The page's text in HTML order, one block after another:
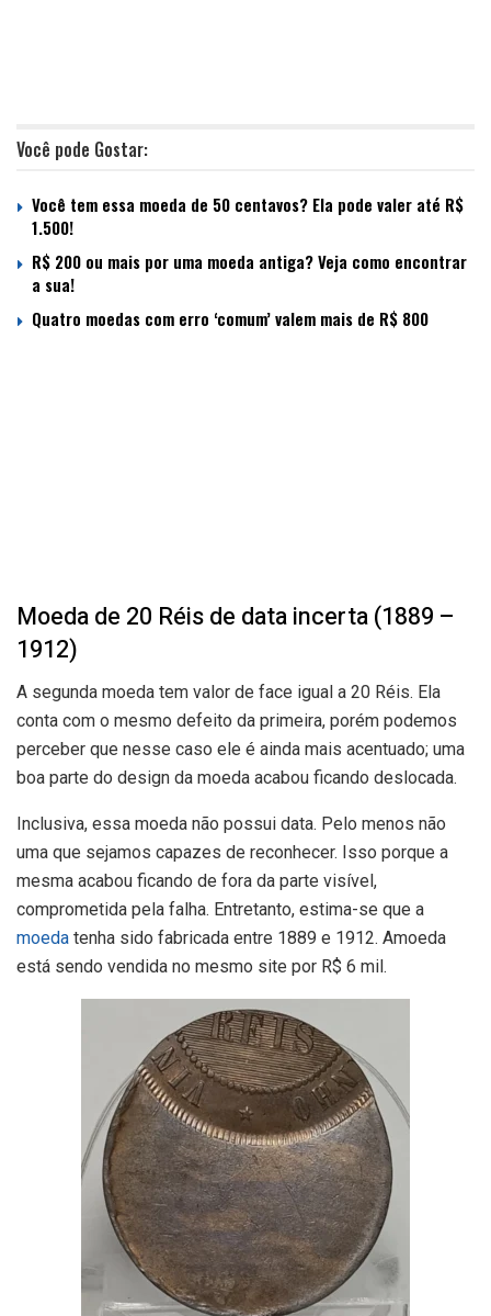
Você pode Gostar:
Você tem essa moeda de 50 centavos? Ela pode valer até R$
1.500!
R$ 200 ou mais por uma moeda antiga? Veja como encontrar
a sua!
Quatro moedas com erro ‘comum’ valem mais de R$ 800
Moeda de 20 Réis de data incerta (1889 –
1912)
A segunda moeda tem valor de face igual a 20 Réis. Ela
conta com o mesmo defeito da primeira, porém podemos
perceber que nesse caso ele é ainda mais acentuado; uma
boa parte do design da moeda acabou ficando deslocada.
Inclusiva, essa moeda não possui data. Pelo menos não
uma que sejamos capazes de reconhecer. Isso porque a
mesma acabou ficando de fora da parte visível,
comprometida pela falha. Entretanto, estima-se que a
moeda tenha sido fabricada entre 1889 e 1912. Amoeda
está sendo vendida no mesmo site por R$ 6 mil.